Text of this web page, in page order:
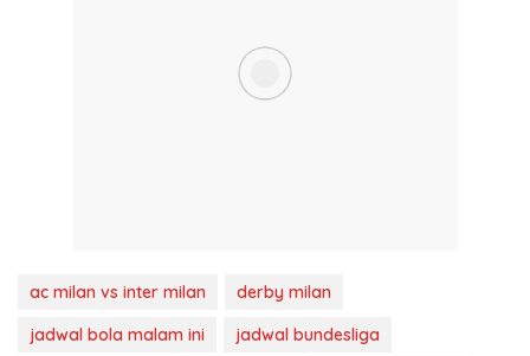
ac milan vs inter milan
derby milan
jadwal bola malam ini
jadwal bundesliga